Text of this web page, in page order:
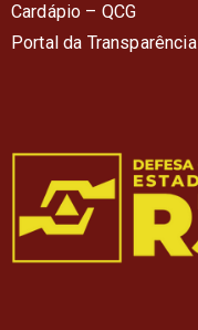
Cardápio – QCG
Portal da Transparência